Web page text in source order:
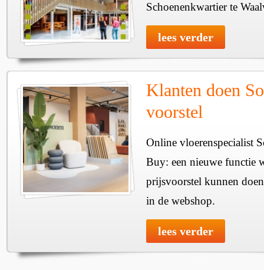
Schoenenkwartier te
lees verder
Klanten doen
voorstel
Online vloerenspecialist
Buy: een nieuwe functie
prijsvoorstel kunnen
in de webshop.
lees verder